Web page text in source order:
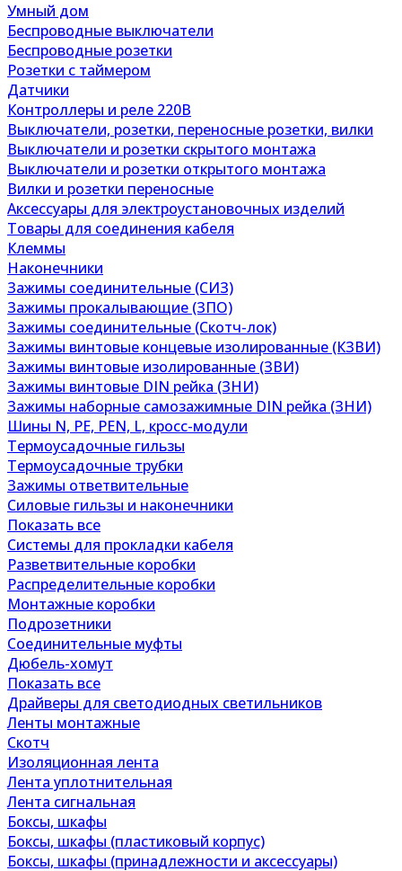
Умный дом
Беспроводные выключатели
Беспроводные розетки
Розетки с таймером
Датчики
Контроллеры и реле 220В
Выключатели, розетки, переносные розетки, вилки
Выключатели и розетки скрытого монтажа
Выключатели и розетки открытого монтажа
Вилки и розетки переносные
Аксессуары для электроустановочных изделий
Товары для соединения кабеля
Клеммы
Наконечники
Зажимы соединительные (СИЗ)
Зажимы прокалывающие (ЗПО)
Зажимы соединительные (Скотч-лок)
Зажимы винтовые концевые изолированные (КЗВИ)
Зажимы винтовые изолированные (ЗВИ)
Зажимы винтовые DIN рейка (ЗНИ)
Зажимы наборные самозажимные DIN рейка (ЗНИ)
Шины N, PE, PEN, L, кросс-модули
Термоусадочные гильзы
Термоусадочные трубки
Зажимы ответвительные
Силовые гильзы и наконечники
Показать все
Системы для прокладки кабеля
Разветвительные коробки
Распределительные коробки
Монтажные коробки
Подрозетники
Соединительные муфты
Дюбель-хомут
Показать все
Драйверы для светодиодных светильников
Ленты монтажные
Скотч
Изоляционная лента
Лента уплотнительная
Лента сигнальная
Боксы, шкафы
Боксы, шкафы (пластиковый корпус)
Боксы, шкафы (принадлежности и аксессуары)